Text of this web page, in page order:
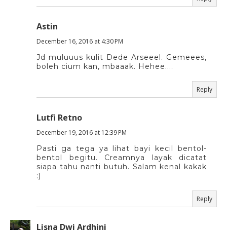
Astin
December 16, 2016 at 4:30 PM
Jd muluuus kulit Dede Arseeel. Gemeees,
boleh cium kan, mbaaak. Hehee....
Reply
Lutfi Retno
December 19, 2016 at 12:39 PM
Pasti ga tega ya lihat bayi kecil bentol-
bentol begitu. Creamnya layak dicatat
siapa tahu nanti butuh. Salam kenal kakak
:)
Reply
Lisna Dwi Ardhini